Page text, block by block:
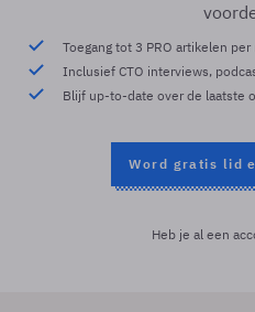
Toegang tot 3 PRO artikelen per
Inclusief CTO interviews,
Blijf up-to-date over de laatste
Word gratis lid
Heb je al een